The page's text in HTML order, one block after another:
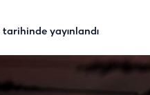
tarihinde yayınlandı